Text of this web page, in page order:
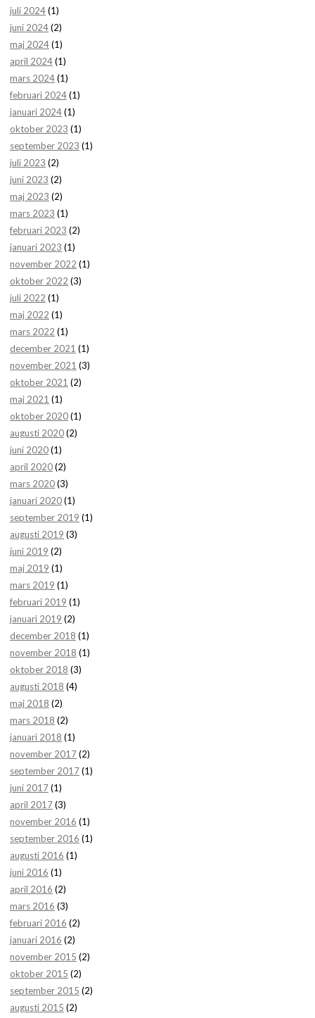
juli 2024(1)
juni 2024(2)
maj 2024(1)
april 2024(1)
mars 2024(1)
februari 2024(1)
januari 2024(1)
oktober 2023 (1)
september 2023 (1)
juli 2023 (2)
juni 2023 (2)
maj 2023 (2)
mars 2023 (1)
februari 2023 (2)
januari 2023 (1)
november 2022 (1)
oktober 2022 (3)
juli 2022 (1)
maj 2022 (1)
mars 2022 (1)
december 2021 (1)
november 2021 (3)
oktober 2021 (2)
maj 2021 (1)
oktober 2020(1)
augusti 2020(2)
juni 2020(1)
april 2020(2)
mars 2020(3)
januari 2020(1)
september 2019 (1)
augusti 2019 (3)
juni 2019 (2)
maj 2019 (1)
mars 2019 (1)
februari 2019 (1)
januari 2019 (2)
december 2018 (1)
november 2018 (1)
oktober 2018 (3)
augusti 2018 (4)
maj 2018 (2)
mars 2018 (2)
januari 2018 (1)
november 2017(2)
september 2017(1)
juni 2017(1)
april 2017(3)
november 2016 (1)
september 2016 (1)
augusti 2016 (1)
juni 2016 (1)
april 2016 (2)
mars 2016 (3)
februari 2016 (2)
januari 2016 (2)
november 2015 (2)
oktober 2015 (2)
september 2015 (2)
augusti 2015 (2)